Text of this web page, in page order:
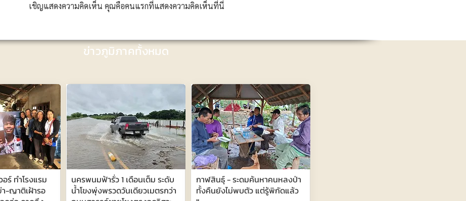
เชิญแสดงความคิดเห็น คุณคือคนแรกที่แสดงความคิดเห็นที่นี่
ข่าวภูมิภาคทั้งหมด
อร์ ทำโรงแรม
-ญาติเฝ้ารอ
นครพนมฟ้ารั่ว 1 เดือนเต็ม ระดับ
น้ำโขงพุ่งพรวดวันเดียวเมตรกว่า
กาฬสินธุ์ - ระดมค้นหาคนหลงป่า
ทั้งคืนยังไม่พบตัว แต่รู้พิกัดแล้ว